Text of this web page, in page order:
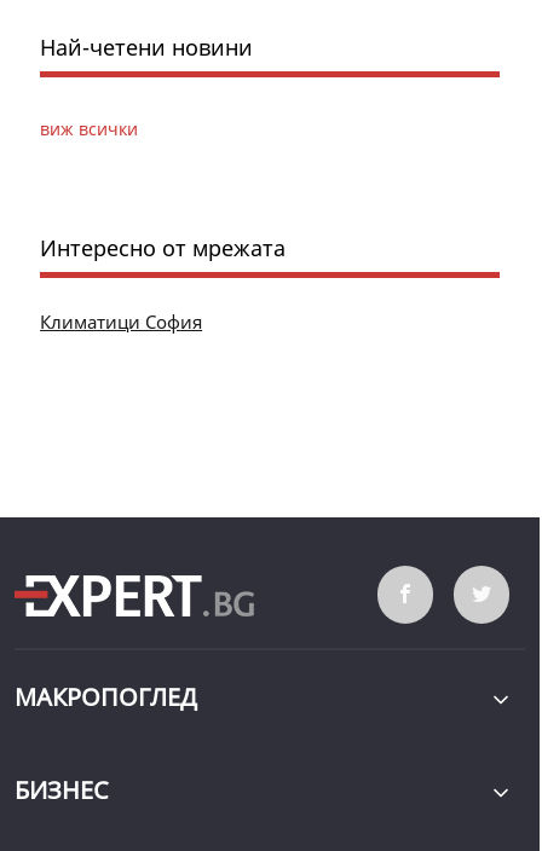
Най-четени новини
виж всички
Интересно от мрежата
Климатици София
МАКРОПОГЛЕД
БИЗНЕС